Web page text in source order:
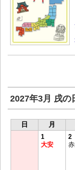
2027年3月 戌の
日 月
1
大安
2